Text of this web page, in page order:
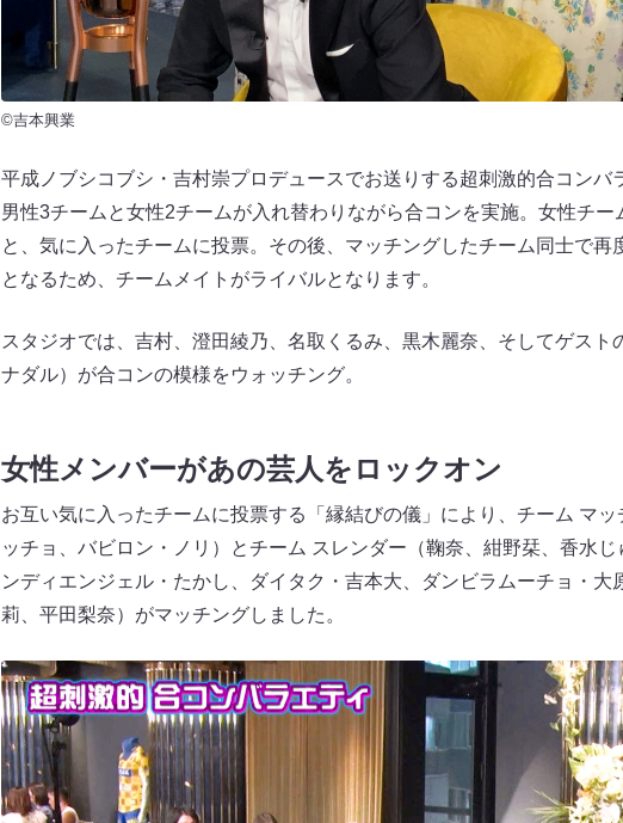
©吉本興業
平成ノブシコブシ・吉村崇プロデュースでお送りする超刺激的合コンバ
男性3チームと女性2チームが入れ替わりながら合コンを実施。女性チ
と、気に入ったチームに投票。その後、マッチングしたチーム同士で
となるため、チームメイトがライバルとなります。
スタジオでは、吉村、澄田綾乃、名取くるみ、黒木麗奈、そしてゲスト
ナダル）が合コンの模様をウォッチング。
女性メンバーがあの芸人をロックオン
お互い気に入ったチームに投票する「縁結びの儀」により、チーム マ
ッチョ、バビロン・ノリ）とチーム スレンダー（鞠奈、紺野栞、香水
ンディエンジェル・たかし、ダイタク・吉本大、ダンビラムーチョ・
莉、平田梨奈）がマッチングしました。